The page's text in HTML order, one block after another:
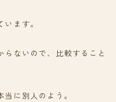
ます。
ないので、比較すること
に別人のよう。